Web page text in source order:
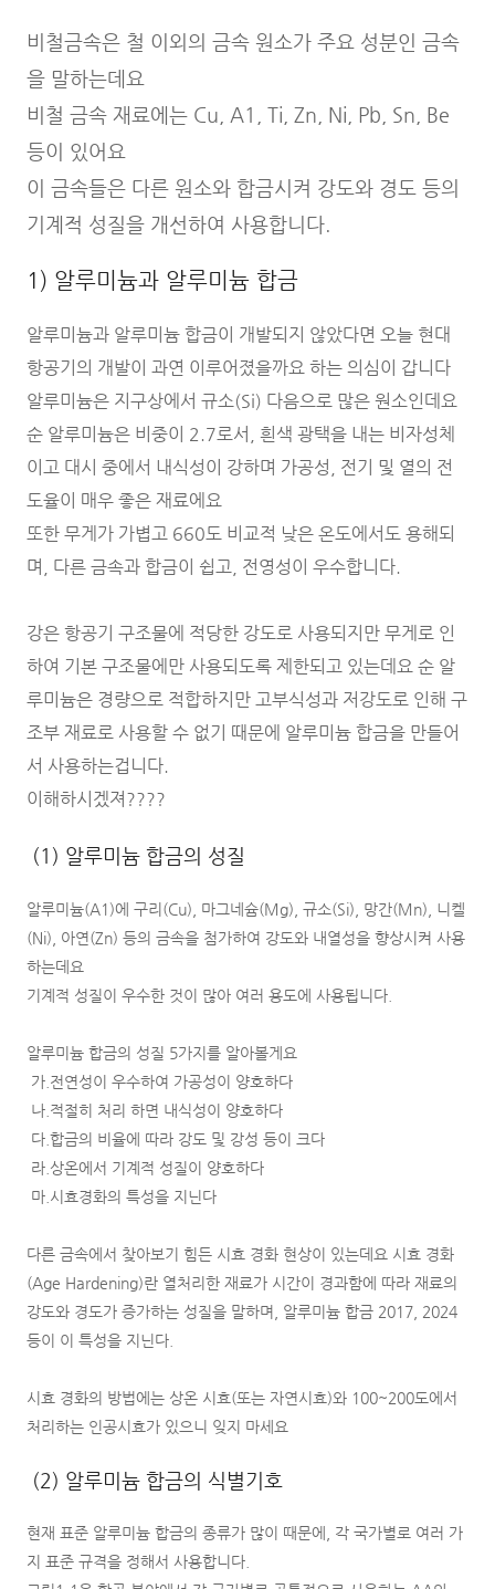
비철금속은 철 이외의 금속 원소가 주요 성분인 금속
을 말하는데요
비철 금속 재료에는 Cu, A1, Ti, Zn, Ni, Pb, Sn, Be
등이 있어요
이 금속들은 다른 원소와 합금시켜 강도와 경도 등의
기계적 성질을 개선하여 사용합니다.
1) 알루미늄과 알루미늄 합금
알루미늄과 알루미늄 합금이 개발되지 않았다면 오늘 현대
항공기의 개발이 과연 이루어졌을까요 하는 의심이 갑니다
알루미늄은 지구상에서 규소(Si) 다음으로 많은 원소인데요
순 알루미늄은 비중이 2.7로서, 흰색 광택을 내는 비자성체
이고 대시 중에서 내식성이 강하며 가공성, 전기 및 열의 전
도율이 매우 좋은 재료에요
또한 무게가 가볍고 660도 비교적 낮은 온도에서도 용해되
며, 다른 금속과 합금이 쉽고, 전영성이 우수합니다.
강은 항공기 구조물에 적당한 강도로 사용되지만 무게로 인
하여 기본 구조물에만 사용되도록 제한되고 있는데요 순 알
루미늄은 경량으로 적합하지만 고부식성과 저강도로 인해 구
조부 재료로 사용할 수 없기 때문에 알루미늄 합금을 만들어
서 사용하는겁니다.
이해하시겠져????
(1) 알루미늄 합금의 성질
알루미늄(A1)에 구리(Cu), 마그네슘(Mg), 규소(Si), 망간(Mn), 니켈
(Ni), 아연(Zn) 등의 금속을 첨가하여 강도와 내열성을 향상시켜 사용
하는데요
기계적 성질이 우수한 것이 많아 여러 용도에 사용됩니다.
알루미늄 합금의 성질 5가지를 알아볼게요
가.전연성이 우수하여 가공성이 양호하다
나.적절히 처리 하면 내식성이 양호하다
다.합금의 비율에 따라 강도 및 강성 등이 크다
라.상온에서 기계적 성질이 양호하다
마.시효경화의 특성을 지닌다
다른 금속에서 찾아보기 힘든 시효 경화 현상이 있는데요 시효 경화
(Age Hardening)란 열처리한 재료가 시간이 경과함에 따라 재료의
강도와 경도가 증가하는 성질을 말하며, 알루미늄 합금 2017, 2024
등이 이 특성을 지닌다.
시효 경화의 방법에는 상온 시효(또는 자연시효)와 100~200도에서
처리하는 인공시효가 있으니 잊지 마세요
(2) 알루미늄 합금의 식별기호
현재 표준 알루미늄 합금의 종류가 많이 때문에, 각 국가별로 여러 가
지 표준 규격을 정해서 사용합니다.